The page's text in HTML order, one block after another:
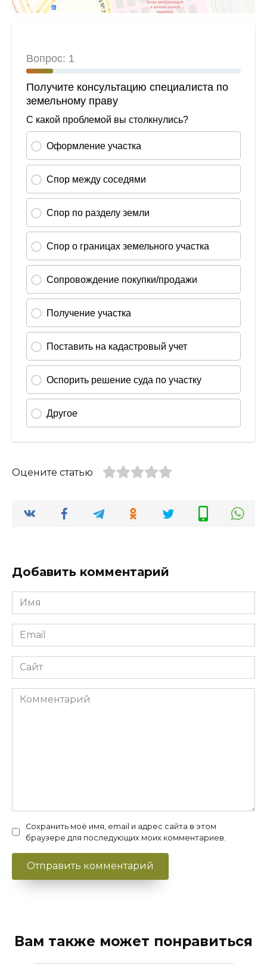
Оцените статью
Добавить комментарий
Имя
*
Email
*
Сайт
Комментарий
Сохранить моё имя, email и адрес сайта в этом
браузере для последующих моих комментариев.
Вам также может понравиться